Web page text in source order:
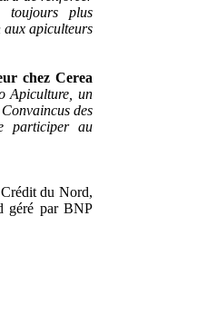
toujours plus
aux apiculteurs
chez Cerea
Apiculture, un
des
participer au
du Nord,
géré par BNP